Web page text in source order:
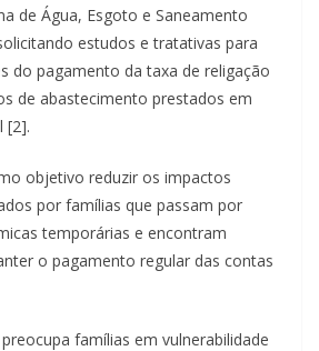
de Água, Esgoto e Saneamento
estudos e tratativas para
do pagamento da taxa de religação
de abastecimento prestados em
[2].
objetivo reduzir os impactos
por famílias que passam por
temporárias e encontram
o pagamento regular das contas
famílias em vulnerabilidade